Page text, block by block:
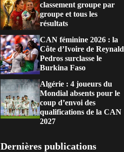
classement groupe par
groupe et tous les
résultats
CAN féminine 2026 : la
Côte d’Ivoire de Reynald
Pedros surclasse le
Burkina Faso
Algérie : 4 joueurs du
Mondial absents pour le
coup d’envoi des
qualifications de la CAN
2027
Dernières publications